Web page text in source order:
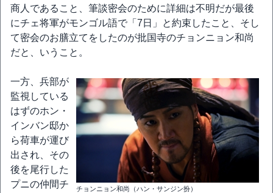
商人であること、筆談密会のために詳細は不明だが最後
にチェ将軍がモンゴル語で「7日」と約束したこと、そし
て密会のお膳立てをしたのが批国寺のチョンニョン和尚
だと、いうこと。
チョンニョン和尚（ハン・サンジン扮）
一方、兵部が
監視している
はずのホン・
インバン邸か
ら荷車が運び
出され、その
後を尾行した
プニの仲間チ